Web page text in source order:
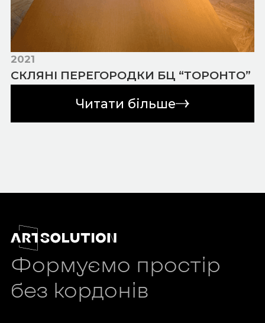
2021
СКЛЯНІ ПЕРЕГОРОДКИ БЦ “ТОРОНТО”
Читати більше
Формуємо простір
без кордонів